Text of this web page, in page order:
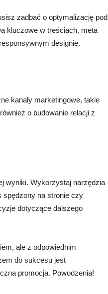
zadbać o optymalizację pod
kluczowe w treściach, meta
designie.
kanały marketingowe, takie
o budowanie relacji z
wyniki. Wykorzystaj narzędzia
spędzony na stronie czy
dotyczące dalszego
ale z odpowiednim
do sukcesu jest
promocja. Powodzenia!